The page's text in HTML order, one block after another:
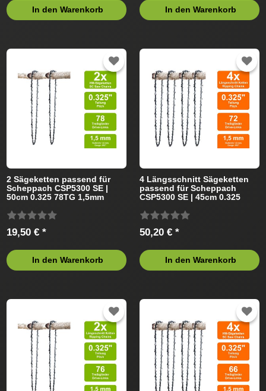
In den Warenkorb In den Warenkorb
2 Sägeketten passend für
Scheppach CSP5300 SE |
50cm 0.325 78TG 1,5mm
19,50 € *
In den Warenkorb
4 Längsschnitt Sägeketten
passend für Scheppach
CSP5300 SE | 45cm 0.325
50,20 € *
In den Warenkorb